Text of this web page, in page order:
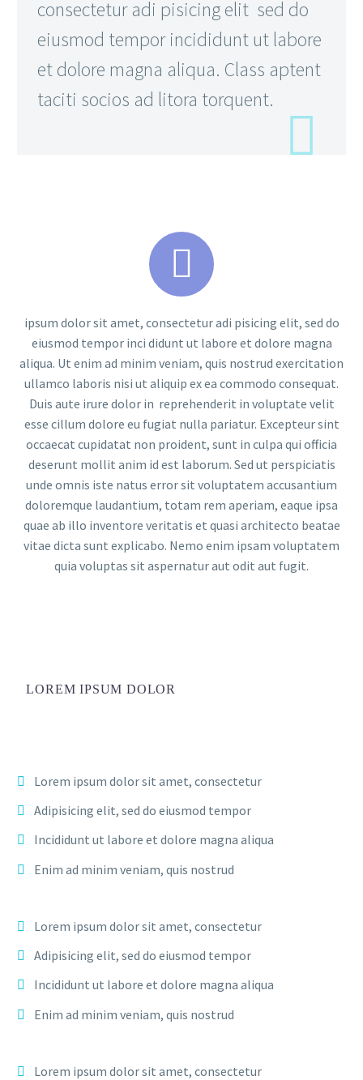
consectetur adi pisicing elit sed do
eiusmod tempor incididunt ut labore
et dolore magna aliqua. Class aptent
taciti socios ad litora torquent.


ipsum dolor sit amet, consectetur adi pisicing elit, sed do
eiusmod tempor inci didunt ut labore et dolore magna
aliqua. Ut enim ad minim veniam, quis nostrud exercitation
ullamco laboris nisi ut aliquip ex ea commodo consequat.
Duis aute irure dolor in reprehenderit in voluptate velit
esse cillum dolore eu fugiat nulla pariatur. Excepteur sint
occaecat cupidatat non proident, sunt in culpa qui officia
deserunt mollit anim id est laborum. Sed ut perspiciatis
unde omnis iste natus error sit voluptatem accusantium
doloremque laudantium, totam rem aperiam, eaque ipsa
quae ab illo inventore veritatis et quasi architecto beatae
vitae dicta sunt explicabo. Nemo enim ipsam voluptatem
quia voluptas sit aspernatur aut odit aut fugit.
LOREM IPSUM DOLOR
Lorem ipsum dolor sit amet, consectetur
Adipisicing elit, sed do eiusmod tempor
Incididunt ut labore et dolore magna aliqua
Enim ad minim veniam, quis nostrud
Lorem ipsum dolor sit amet, consectetur
Adipisicing elit, sed do eiusmod tempor
Incididunt ut labore et dolore magna aliqua
Enim ad minim veniam, quis nostrud
Lorem ipsum dolor sit amet, consectetur